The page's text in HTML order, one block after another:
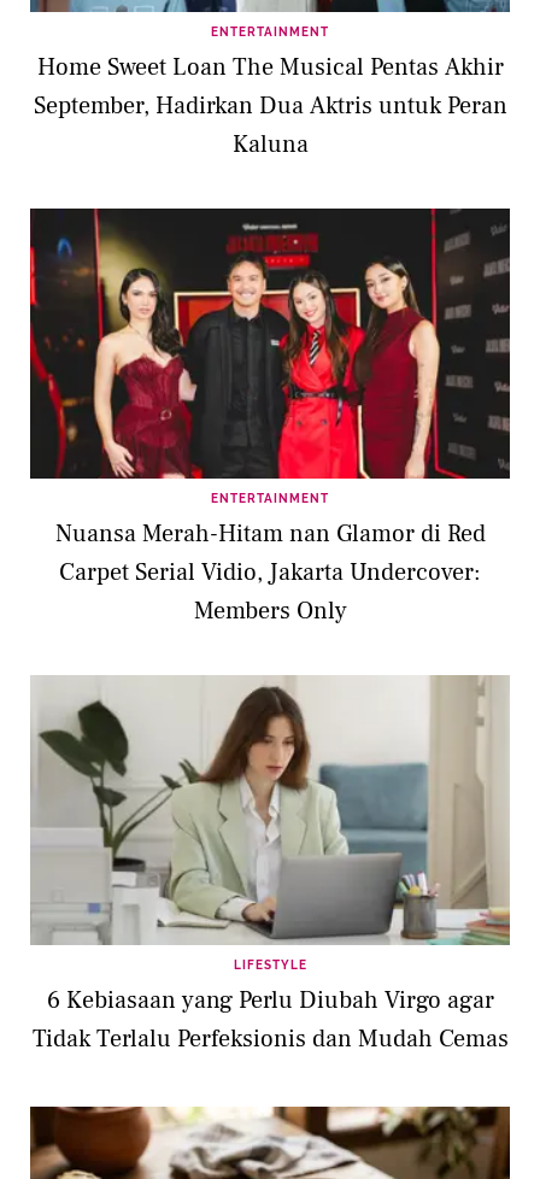
ENTERTAINMENT
Home Sweet Loan The Musical Pentas Akhir
September, Hadirkan Dua Aktris untuk Peran
Kaluna
ENTERTAINMENT
Nuansa Merah-Hitam nan Glamor di Red
Carpet Serial Vidio, Jakarta Undercover:
Members Only
LIFESTYLE
6 Kebiasaan yang Perlu Diubah Virgo agar
Tidak Terlalu Perfeksionis dan Mudah Cemas